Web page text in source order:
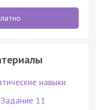
навыки
11